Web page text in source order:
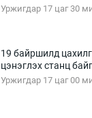
Уржигдар 17 цаг 30
19 байршилд
цэнэглэх станц
Уржигдар 17 цаг 00